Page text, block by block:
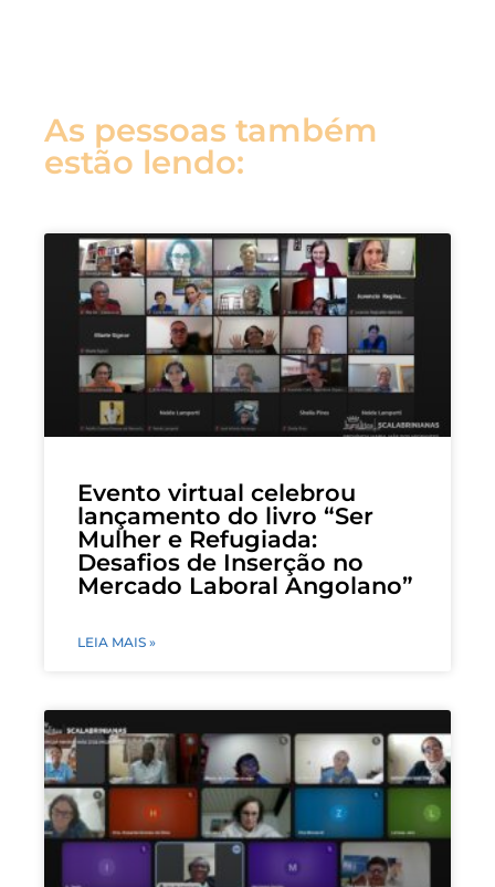
As pessoas também
estão lendo:
Evento virtual celebrou
lançamento do livro “Ser
Mulher e Refugiada:
Desafios de Inserção no
Mercado Laboral Angolano”
LEIA MAIS »